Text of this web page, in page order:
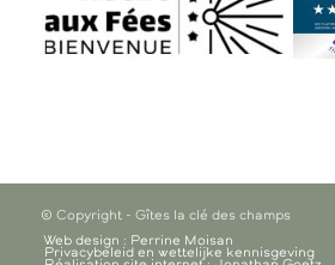
© Copyright - Gîtes la clé des champs
Web design : Perrine Moisan
Privacybeleid en wettelijke kennisgeving